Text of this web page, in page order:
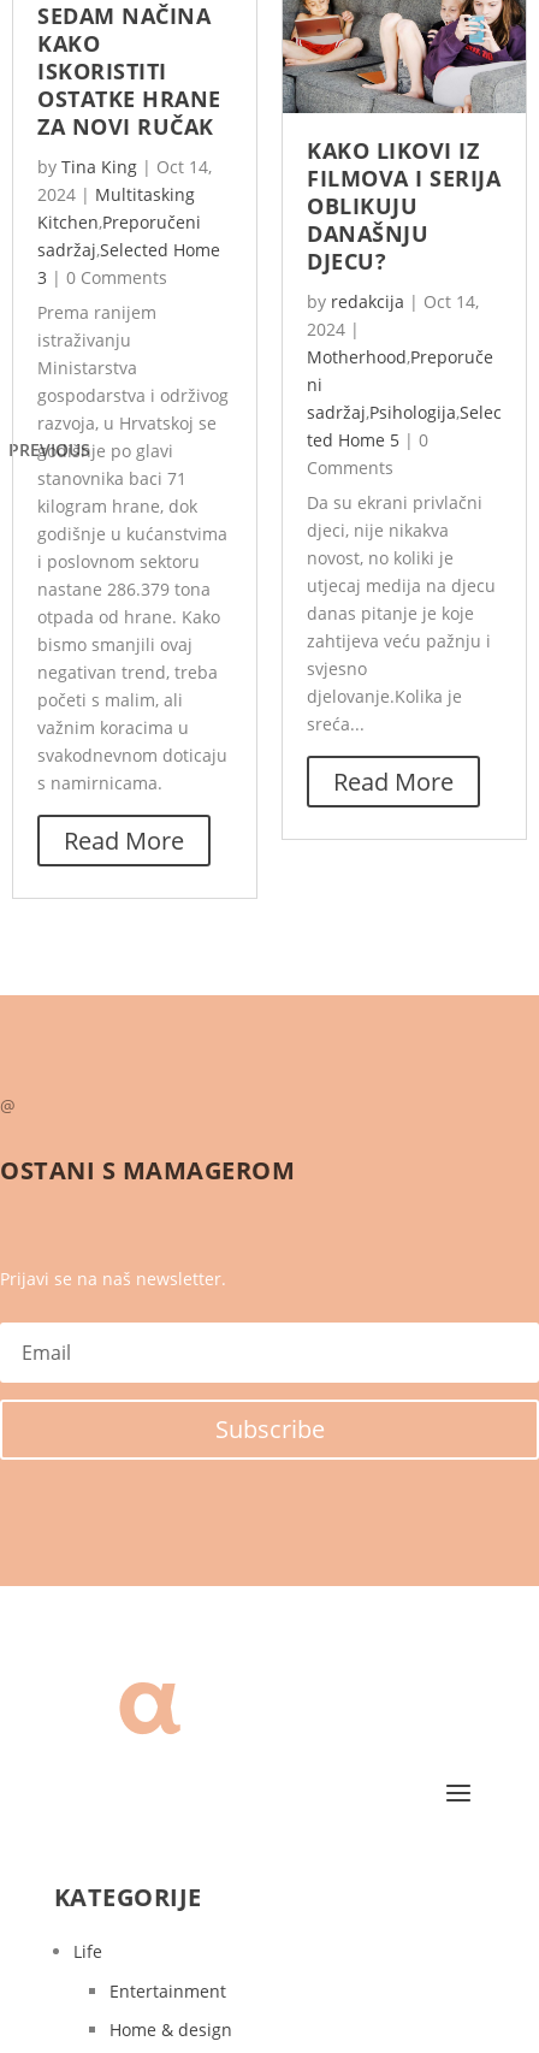
PREVIOUS
SEDAM NAČINA
KAKO
ISKORISTITI
OSTATKE HRANE
ZA NOVI RUČAK
by Tina King | Oct 14,
2024 | Multitasking
Kitchen,Preporučeni
sadržaj,Selected Home
3 | 0 Comments
Prema ranijem
istraživanju
Ministarstva
gospodarstva i održivog
razvoja, u Hrvatskoj se
godišnje po glavi
stanovnika baci 71
kilogram hrane, dok
godišnje u kućanstvima
i poslovnom sektoru
nastane 286.379 tona
otpada od hrane. Kako
bismo smanjili ovaj
negativan trend, treba
početi s malim, ali
važnim koracima u
svakodnevnom doticaju
s namirnicama.
Read More
KAKO LIKOVI IZ
FILMOVA I SERIJA
OBLIKUJU
DANAŠNJU
DJECU?
by redakcija | Oct 14,
2024 |
Motherhood,Preporuče
ni
sadržaj,Psihologija,Selec
ted Home 5 | 0
Comments
Da su ekrani privlačni
djeci, nije nikakva
novost, no koliki je
utjecaj medija na djecu
danas pitanje je koje
zahtijeva veću pažnju i
svjesno
djelovanje.Kolika je
sreća...
Read More
@
OSTANI S MAMAGEROM
Prijavi se na naš newsletter.
Subscribe
KATEGORIJE
Life
Entertainment
Home & design